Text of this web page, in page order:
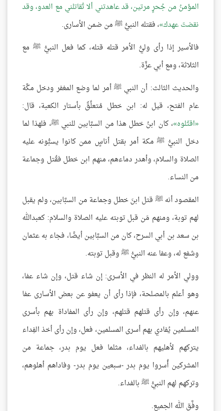
المؤمنُ من جُحرٍ مرتين، قد عاهدتني ألا تُقاتلني مع العدو، وقد
نقضتَ عهدك ، فقتله النبيُّ ﷺ من ضمن الأسارى.
فالأسير إذا رأى وليُّ الأمر قتله قتله، كما فعل النبيُّ ﷺ مع
الثلاثة، ومع أبي عزَّة.
والحديث الثالث: أن النبي ﷺ أمر لما وضع المغفر ودخل مكَّة
عام الفتح، قيل له: ابن خطل مُتعلِّقٌ بأستار الكعبة، قال:
اقتُلوه ، كان ابنُ خطل هذا من السبَّابين للنبي ﷺ، فلهذا لما
دخل النبيُّ ﷺ مكة أمر بقتل أناسٍ ممن كانوا يسبُّونه عليه
الصلاة والسلام، وأهدر دماءهم، منهم ابن خطل فقُتل وجماعة
من النساء.
المقصود أنه ﷺ قتل ابنَ خطل وجماعة من السبَّابين، ولم يقبل
لهم توبة، ومنهم مَن قبل توبته عليه الصلاة والسلام: كعبدالله
بن سعد بن أبي السرح، كان من السبَّابين أيضًا، فجاء به عثمان
وشفع له، وعفا عنه النبيُّ ﷺ وقبل توبته.
وولي الأمر له النظر في الأسرى: إن شاء قتل، وإن شاء عفا،
وهو أعلم بالمصلحة، فإذا رأى أن يعفو عن بعض الأسارى عفا
عنهم، وإن رأى قتلهم قتلهم، وإن رأى المفاداة بهم بأسرى
المسلمين يُفادي بهم أسرى المسلمين، فعل، وإن رأى أخذ الفِداء
يتركهم لأهليهم بالفداء، مثلما فعل يوم بدر، جماعة من
المشركين أُسروا يوم بدر -سبعين يوم بدر- وفاداهم أهلوهم،
وتركهم لهم النبيُّ ﷺ بالفداء.
وفَّق الله الجميع.